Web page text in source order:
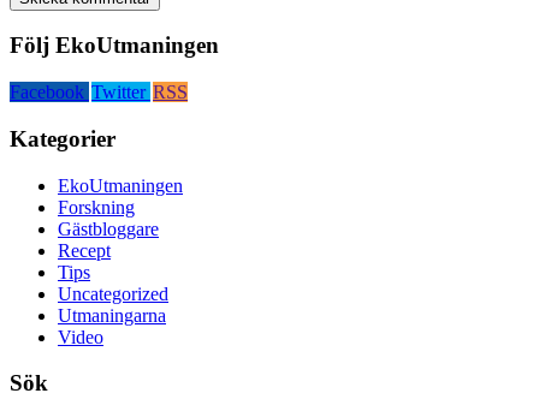
Följ EkoUtmaningen
Facebook Twitter RSS
Kategorier
EkoUtmaningen
Forskning
Gästbloggare
Recept
Tips
Uncategorized
Utmaningarna
Video
Sök